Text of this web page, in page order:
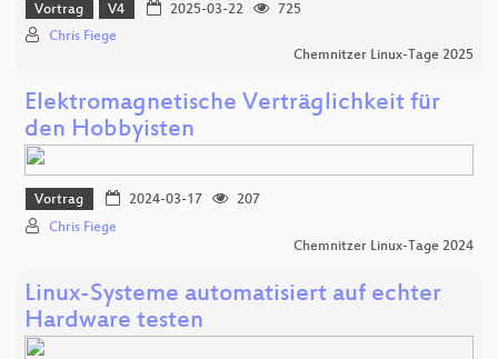
Vortrag V4 2025-03-22
725
Chris Fiege
Chemnitzer Linux-Tage 2025
Elektromagnetische Verträglichkeit für
den Hobbyisten
Vortrag 2024-03-17
207
Chris Fiege
Chemnitzer Linux-Tage 2024
Linux-Systeme automatisiert auf echter
Hardware testen